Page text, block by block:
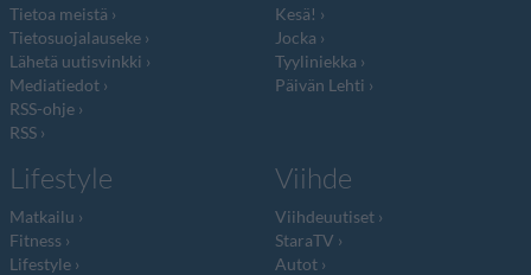
Tietoa meistä
Tietosuojalauseke
Lähetä uutisvinkki
Mediatiedot
RSS-ohje
RSS
Kesä!
Jocka
Tyyliniekka
Päivän Lehti
Lifestyle
Matkailu
Fitness
Lifestyle
Viihde
Viihdeuutiset
StaraTV
Autot